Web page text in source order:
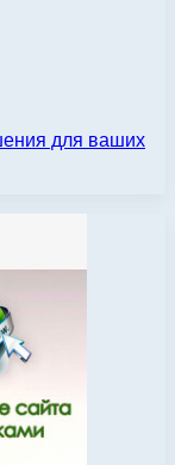
для ваших